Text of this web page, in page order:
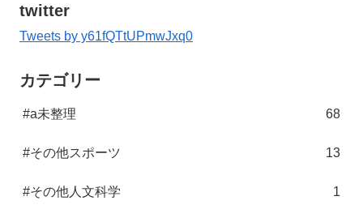
twitter
Tweets by y61fQTtUPmwJxq0
カテゴリー
#a未整理 68
#その他スポーツ 13
#その他人文科学 1